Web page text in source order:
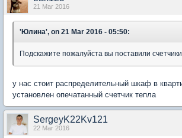
21 Mar 2016
'Юлина', on 21 Mar 2016 - 05:50:
Подскажите пожалуйста вы поставили
у нас стоит распределительный шкаф в
установлен опечатанный счетчик тепла
SergeyK22Kv121
22 Mar 2016